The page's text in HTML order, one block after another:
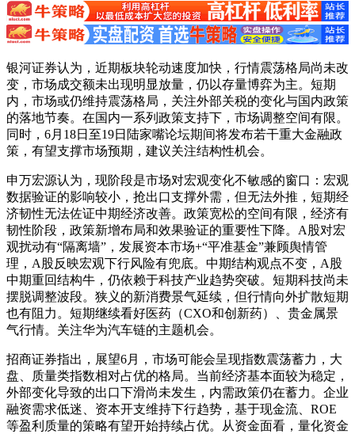
银河证券认为，近期板块轮动速度加快，行情震荡格局尚未改
变，市场成交额未出现明显放量，仍以存量博弈为主。短期
内，市场或仍维持震荡格局，关注外部关税的变化与国内政策
的落地节奏。在国内一系列政策支持下，市场调整空间有限。
同时，6月18日至19日陆家嘴论坛期间将发布若干重大金融政
策，有望支撑市场预期，建议关注结构性机会。
申万宏源认为，现阶段是市场对宏观变化不敏感的窗口：宏观
数据验证的影响较小，抢出口支撑外需，但无法外推，短期经
济韧性无法佐证中期经济改善。政策宽松的空间有限，经济有
韧性阶段，政策新增布局和效果验证的重要性下降。A股对宏
观扰动有“隔离墙”，发展资本市场+“平准基金”兼顾舆情管
理，A股反映宏观下行风险有兜底。中期结构观点不变，A股
中期重回结构牛，仍依赖于科技产业趋势突破。短期科技尚未
摆脱调整波段。狭义的新消费景气延续，但行情向外扩散短期
也有阻力。短期继续看好医药（CXO和创新药）、贵金属景
气行情。关注华为汽车链的主题机会。
招商证券指出，展望6月，市场可能会呈现指数震荡蓄力，大
盘、质量类指数相对占优的格局。当前经济基本面较为稳定，
外部变化导致的出口下滑尚未发生，内需政策仍在蓄力。企业
融资需求低迷、资本开支维持下行趋势，基于现金流、ROE
等盈利质量的策略有望开始持续占优。从资金面看，量化资金